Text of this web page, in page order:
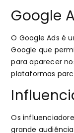
Google
O Google Ads é
Google que
para aparecer
plataformas
Os
grande